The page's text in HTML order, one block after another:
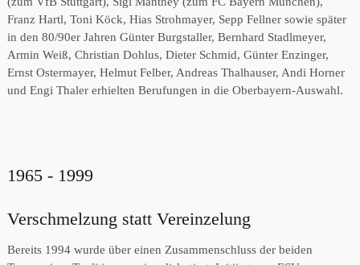
Franz Hartl, Toni Köck, Hias Strohmayer, Sepp Fellner sowie später
in den 80/90er Jahren Günter Burgstaller, Bernhard Stadlmeyer,
Armin Weiß, Christian Dohlus, Dieter Schmid, Günter Enzinger,
Ernst Ostermayer, Helmut Felber, Andreas Thalhauser, Andi Horner
und Engi Thaler erhielten Berufungen in die Oberbayern-Auswahl.
1965 - 1999
Verschmelzung statt Vereinzelung
Bereits 1994 wurde über einen Zusammenschluss der beiden